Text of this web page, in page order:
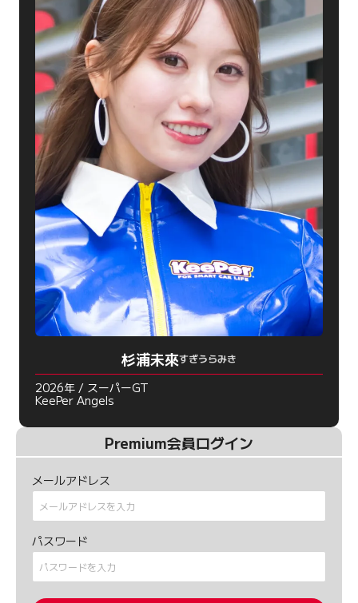
杉浦未來すぎうらみき
2026年 / スーパーGT
KeePer Angels
Premium会員ログイン
メールアドレス
パスワード